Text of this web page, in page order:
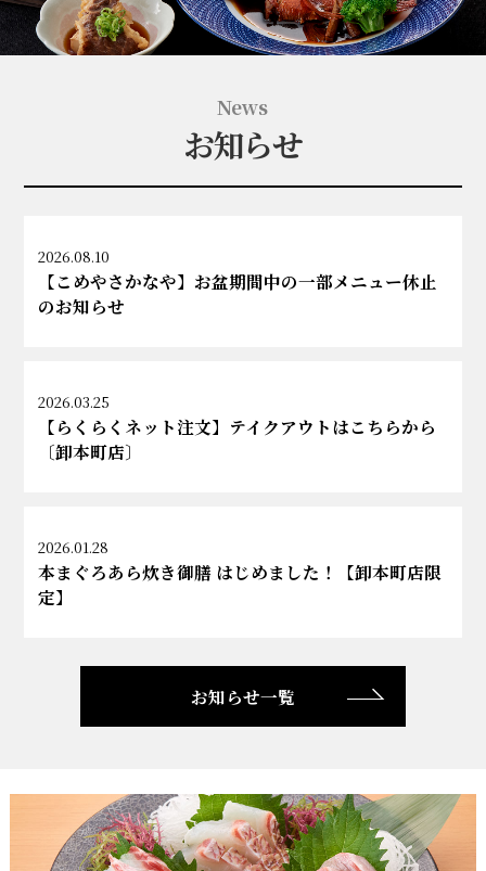
News
お知らせ
2026.08.10
【こめやさかなや】お盆期間中の一部メニュー休止
のお知らせ
2026.03.25
【らくらくネット注文】テイクアウトはこちらから
〔卸本町店〕
2026.01.28
本まぐろあら炊き御膳 はじめました！【卸本町店限
定】
お知らせ一覧